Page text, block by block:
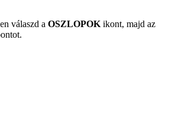
válaszd a OSZLOPOK ikont, majd az